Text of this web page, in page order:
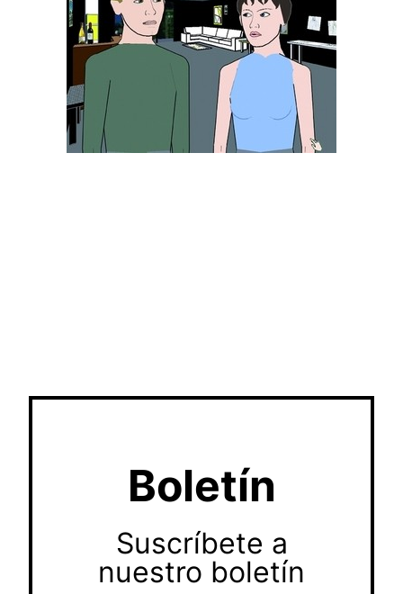
Boletín
Suscríbete a
nuestro boletín